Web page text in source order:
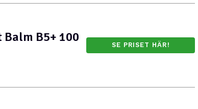
Balm B5+ 100
SE PRISET HÄR!